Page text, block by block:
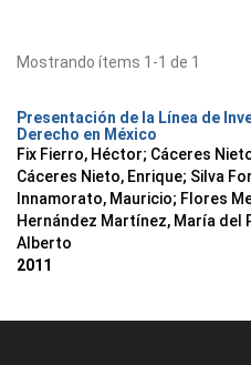
Mostrando ítems 1-1 de 1
Presentación de la Línea de
Derecho en México
Fix Fierro, Héctor; Cáceres
Cáceres Nieto, Enrique; Silva
Innamorato, Mauricio; Flores
Hernández Martínez, María del
Alberto
2011